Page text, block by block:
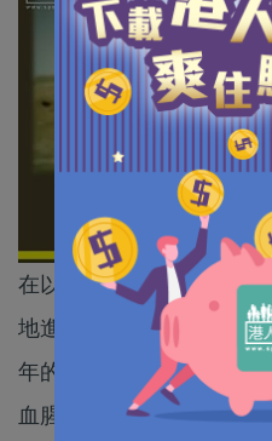
在以暴易暴的國度，成人
地進行深層次的植入，影
年的、入世未深的孩子變
血腥的成長激素，在基因